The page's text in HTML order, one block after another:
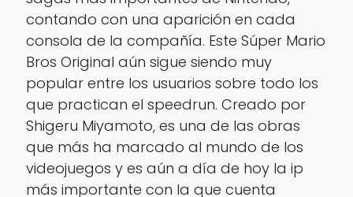
contando con una aparición en cada
consola de la compañía. Este Súper Mario
Bros Original aún sigue siendo muy
popular entre los usuarios sobre todo los
que practican el speedrun. Creado por
Shigeru Miyamoto, es una de las obras
que más ha marcado al mundo de los
videojuegos y es aún a día de hoy la ip
más importante con la que cuenta